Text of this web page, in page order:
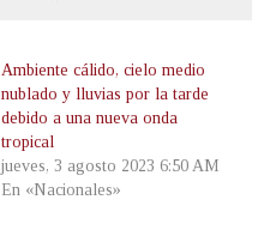
Ambiente cálido, cielo medio
nublado y lluvias por la tarde
debido a una nueva onda
tropical
jueves, 3 agosto 2023 6:50 AM
En «Nacionales»